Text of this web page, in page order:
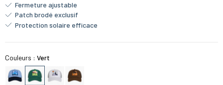
Fermeture ajustable
Patch brodé exclusif
Protection solaire efficace
Couleurs : Vert